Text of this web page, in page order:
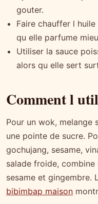
gouter.
Faire chauffer l
qu elle parfume
Utiliser la sauce
alors qu elle sert
Comment l
Pour un wok, melange
une pointe de sucre.
gochujang, sesame,
salade froide,
sesame et gingembre.
bibimbap maison